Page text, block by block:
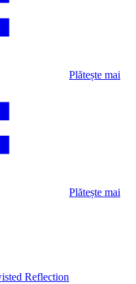
Plătește mai
Plătește mai
Reflection